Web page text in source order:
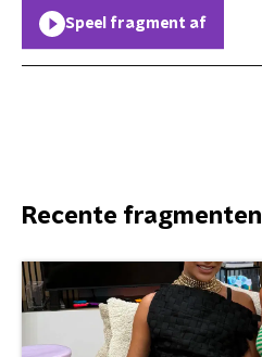
Speel fragment af
Recente fragmenten